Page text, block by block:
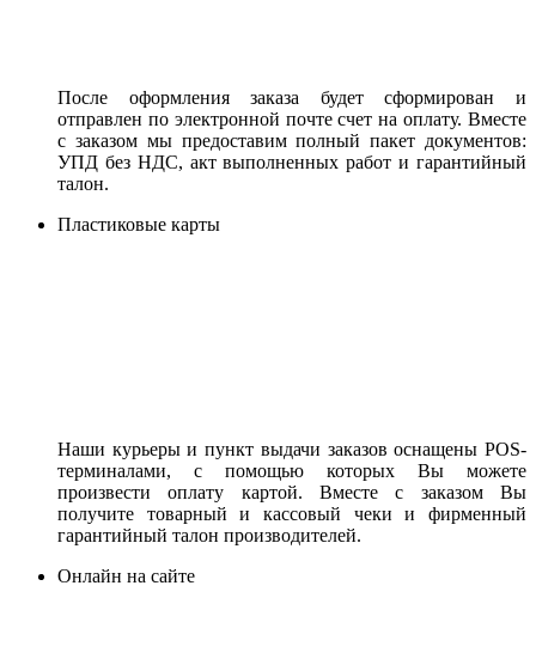
После оформления заказа будет сформирован и
отправлен по электронной почте счет на оплату. Вместе
с заказом мы предоставим полный пакет документов:
УПД без НДС, акт выполненных работ и гарантийный
талон.
Пластиковые карты
Наши курьеры и пункт выдачи заказов оснащены POS-
терминалами, с помощью которых Вы можете
произвести оплату картой. Вместе с заказом Вы
получите товарный и кассовый чеки и фирменный
гарантийный талон производителей.
Онлайн на сайте